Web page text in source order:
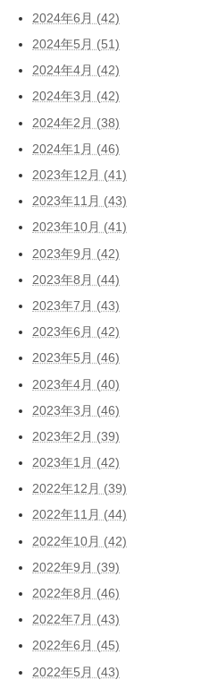
2024年6月 (42)
2024年5月 (51)
2024年4月 (42)
2024年3月 (42)
2024年2月 (38)
2024年1月 (46)
2023年12月 (41)
2023年11月 (43)
2023年10月 (41)
2023年9月 (42)
2023年8月 (44)
2023年7月 (43)
2023年6月 (42)
2023年5月 (46)
2023年4月 (40)
2023年3月 (46)
2023年2月 (39)
2023年1月 (42)
2022年12月 (39)
2022年11月 (44)
2022年10月 (42)
2022年9月 (39)
2022年8月 (46)
2022年7月 (43)
2022年6月 (45)
2022年5月 (43)